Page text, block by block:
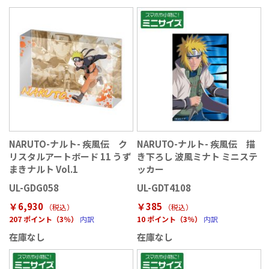
NARUTO-ナルト- 疾風伝 ク
リスタルアートボード 11 うず
まきナルト Vol.1
UL-GDG058
￥6,930
（税込）
207 ポイント（3％）
内訳
在庫なし
NARUTO-ナルト- 疾風伝 描
き下ろし 波風ミナト ミニステ
ッカー
UL-GDT4108
￥385
（税込）
10 ポイント（3％）
内訳
在庫なし